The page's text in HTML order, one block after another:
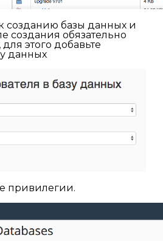
созданию базы данных и
создания обязательно
этого добавьте
данных
привилегии.